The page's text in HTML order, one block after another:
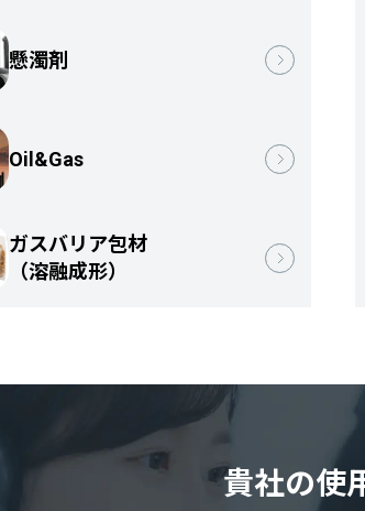
懸濁剤
Oil&Gas
ガスバリア包材
（溶融成形）
貴社の使